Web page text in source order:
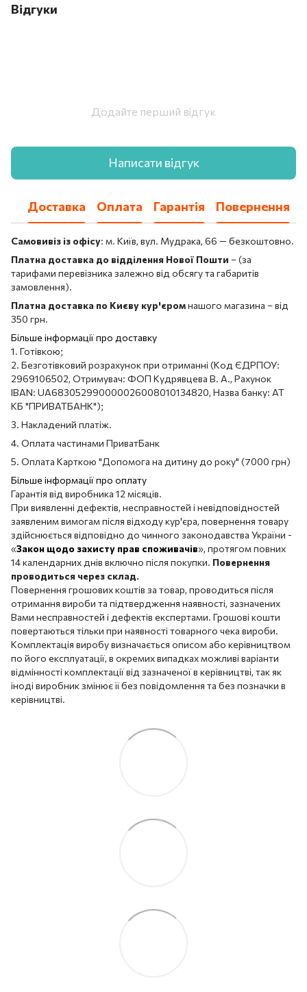
Відгуки
Додайте перший відгук
Написати відгук
Доставка Оплата Гарантія Повернення
Самовивіз із офісу: м. Київ, вул. Мудрака, 66 — безкоштовно.
Платна доставка до відділення Нової Пошти – (за
тарифами перевізника залежно від обсягу та габаритів
замовлення).
Платна доставка по Києву кур'єромнашого магазина – від
350 грн.
Більше інформації про доставку
1. Готівкою;
2. Безготівковий розрахунок при отриманні (Код ЄДРПОУ:
2969106502, Отримувач: ФОП Кудрявцева В. А., Рахунок
IBAN: UA683052990000026008010134820, Назва банку: АТ
КБ "ПРИВАТБАНК");
3. Накладений платіж.
4. Оплата частинами ПриватБанк
5. Оплата Карткою "Допомога на дитину до року" (7000 грн)
Більше інформації про оплату
Гарантія від виробника 12 місяців.
При виявленні дефектів, несправностей і невідповідностей
заявленим вимогам після відходу кур'єра, повернення товару
здійснюється відповідно до чинного законодавства України -
«Закон щодо захисту прав споживачів», протягом повних
14 календарних днів включно після покупки. Повернення
проводиться через склад.
Повернення грошових коштів за товар, проводиться після
отримання вироби та підтвердження наявності, зазначених
Вами несправностей і дефектів експертами. Грошові кошти
повертаються тільки при наявності товарного чека вироби.
Комплектація виробу визначається описом або керівництвом
по його експлуатації, в окремих випадках можливі варіанти
відмінності комплектації від зазначеної в керівництві, так як
іноді виробник змінює її без повідомлення та без позначки в
керівництві.